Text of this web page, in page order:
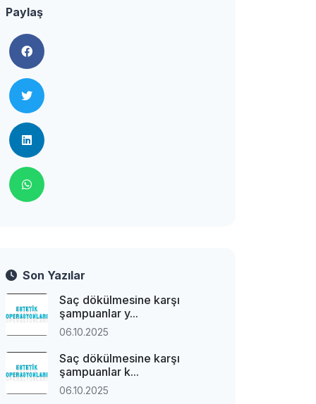
Paylaş
Son Yazılar
Saç dökülmesine karşı
şampuanlar y...
06.10.2025
Saç dökülmesine karşı
şampuanlar k...
06.10.2025